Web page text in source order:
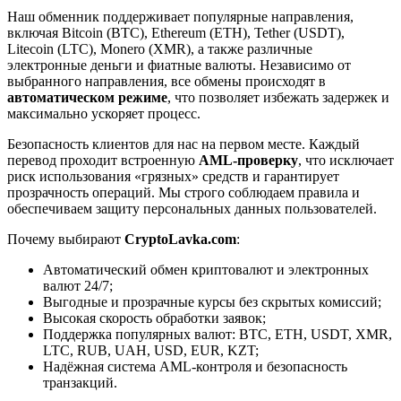
Наш обменник поддерживает популярные направления,
включая Bitcoin (BTC), Ethereum (ETH), Tether (USDT),
Litecoin (LTC), Monero (XMR), а также различные
электронные деньги и фиатные валюты. Независимо от
выбранного направления, все обмены происходят в
автоматическом режиме, что позволяет избежать задержек и
максимально ускоряет процесс.
Безопасность клиентов для нас на первом месте. Каждый
перевод проходит встроенную AML-проверку, что исключает
риск использования «грязных» средств и гарантирует
прозрачность операций. Мы строго соблюдаем правила и
обеспечиваем защиту персональных данных пользователей.
Почему выбирают CryptoLavka.com:
Автоматический обмен криптовалют и электронных
валют 24/7;
Выгодные и прозрачные курсы без скрытых комиссий;
Высокая скорость обработки заявок;
Поддержка популярных валют: BTC, ETH, USDT, XMR,
LTC, RUB, UAH, USD, EUR, KZT;
Надёжная система AML-контроля и безопасность
транзакций.